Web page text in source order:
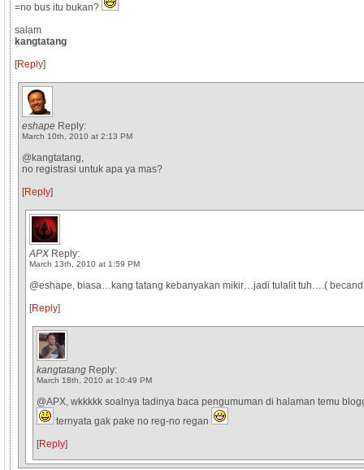
=no bus itu bukan?
salam
kangtatang
[Reply]
eshape Reply:
March 10th, 2010 at 2:13 PM
@kangtatang,
no registrasi untuk apa ya mas?
[Reply]
APX Reply:
March 13th, 2010 at 1:59 PM
@eshape, biasa…kang tatang kebanyakan mikir…jadi tulalit tuh….(
[Reply]
kangtatang Reply:
March 18th, 2010 at 10:49 PM
@APX, wkkkkk soalnya tadinya baca pengumuman di halaman temu
ternyata gak pake no reg-no regan
[Reply]